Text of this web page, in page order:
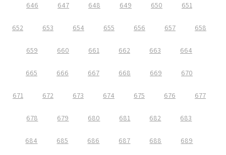
646 647 648 649 650 651
652 653 654 655 656 657 658
659 660 661 662 663 664
665 666 667 668 669 670
671 672 673 674 675 676 677
678 679 680 681 682 683
684 685 686 687 688 689